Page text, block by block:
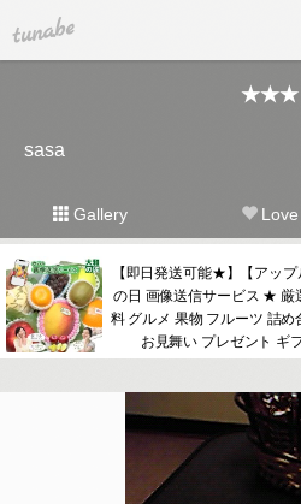
tuna.be
★★★
sasa
Gallery Love
【即日発送可能★】【アッ
の日 画像送信サービス ★ 厳
料 グルメ 果物 フルーツ 詰
お見舞い プレゼント ギ